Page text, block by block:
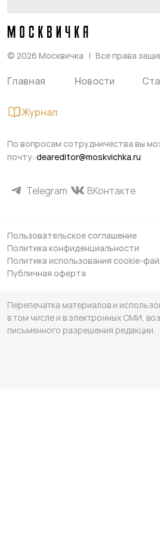
© 2026 Москвичка Все права
Главная Новости
Журнал
По вопросам сотрудничества вы
почту: deareditor@moskvichka.ru
Telegram ВКонтакте
Пользовательское соглашение
Политика конфиденциальности
Политика использования cookie-
Публичная оферта
Перепечатка материалов и
в том числе и в электронных СМИ,
письменного разрешения редакции.